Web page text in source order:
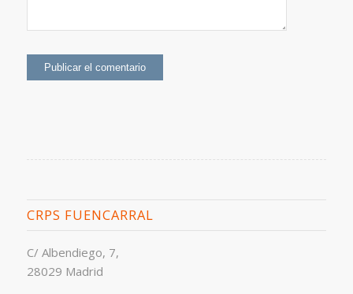
CRPS FUENCARRAL
C/ Albendiego, 7,
28029 Madrid